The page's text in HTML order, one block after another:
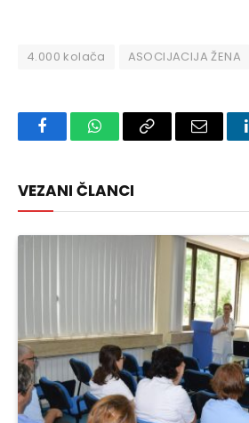
4.000 kolača ASOCIJACIJA ŽENA
FacebookWhatsAppCopy
Email
VEZANI ČLANCI